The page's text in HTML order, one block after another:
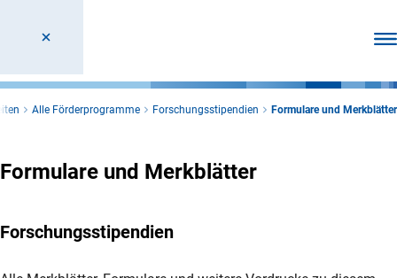
Alle Förderprogramme Forschungsstipendien Formulare und Merkblätter
Formulare und Merkblätter
Forschungsstipendien